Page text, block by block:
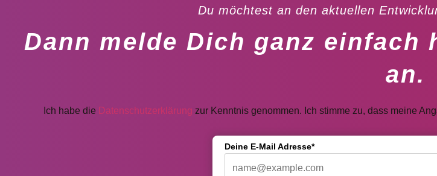
Du möchtest an den aktuellen
Dann melde Dich ganz einfach
an.
Ich habe die Datenschutzerklärung zur Kenntnis genommen. Ich stimme zu, dass meine
Deine E-Mail Adresse*